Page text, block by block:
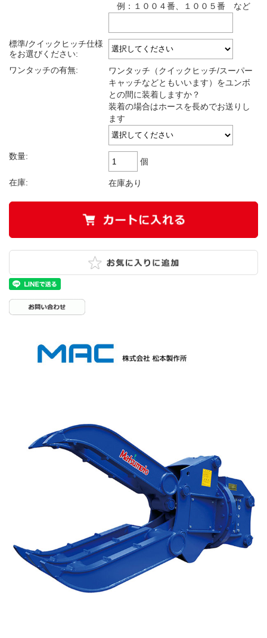
例：１００４番、１００５番 など
標準/クイックヒッチ仕様
をお選びください:
ワンタッチの有無:
ワンタッチ（クイックヒッチ/スーパー
キャッチなどともいいます）をユンボ
との間に装着しますか？
装着の場合はホースを長めでお送りし
ます
数量:
個
在庫: 在庫あり